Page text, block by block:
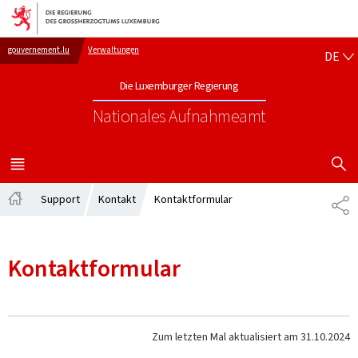
Zur Hauptnavigation
Zum Inhalt
gouvernement.lu Verwaltungen
Die Luxemburger Regierung
Nationales Aufnahmeamt
DE
MENÜ
HAUPT-
Support Kontakt Kontaktformular
Kontaktformular
Zum letzten Mal aktualisiert am 31.10.2024